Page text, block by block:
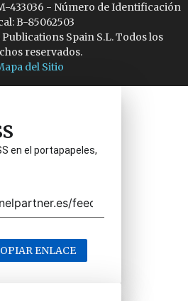
433036 - Número de Identificación
B-85062503
Spain S.L. Todos los
reservados.
del Sitio
en el portapapeles,
ENLACE